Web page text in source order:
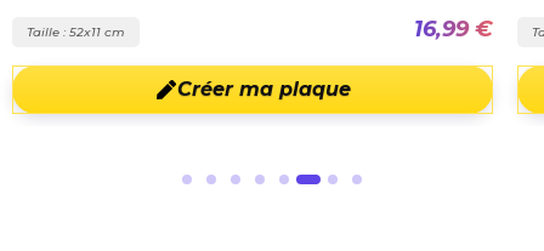
Taille : 52x11 cm 16,99 €
Créer ma plaque